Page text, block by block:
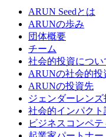
ARUN Seedとは
ARUNの歩み
団体概要
チーム
社会的投資につい
ARUNの社会的投
ARUNの投資先
ジェンダーレンズ
社会的インパクト
ビジネスコンペ